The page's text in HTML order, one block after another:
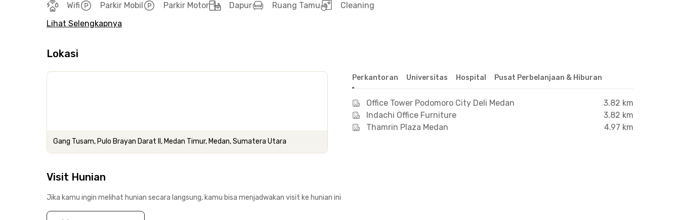
Wifi Parkir Mobil Parkir Motor Dapur Ruang Tamu
Cleaning
Lihat Selengkapnya
Lokasi
Gang Tusam, Pulo Brayan Darat II, Medan Timur, Medan, Sumatera Utara
Perkantoran Universitas Hospital Pusat Perbelanjaan & Hiburan
Office Tower Podomoro City Deli Medan
3.82 km
Indachi Office Furniture
3.82 km
Thamrin Plaza Medan
4.97 km
Visit Hunian
Jika kamu ingin melihat hunian secara langsung, kamu bisa menjadwakan visit ke hunian ini